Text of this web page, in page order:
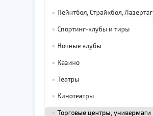
Пейнтбол, Страйкбол, Лазертаг
Спортинг-клубы и тиры
Ночные клубы
Казино
Театры
Кинотеатры
Торговые центры, универмаги